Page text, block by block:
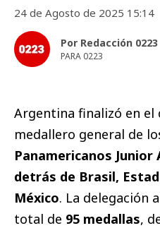
24 de Agosto de 2025 15:14
Por Redacción 0223
PARA 0223
Argentina finalizó en
medallero general de
Panamericanos Junior
detrás de Brasil,
México. La delegación
total de 95 medallas,